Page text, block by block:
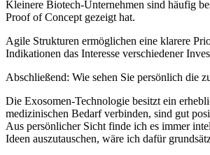
Kleinere Biotech-Unternehmen sind häufig
Proof of Concept gezeigt hat.
Agile Strukturen ermöglichen eine klarere
Indikationen das Interesse verschiedener
Abschließend: Wie sehen Sie persönlich die
Die Exosomen-Technologie besitzt ein
medizinischen Bedarf verbinden, sind gut
Aus persönlicher Sicht finde ich es immer
Ideen auszutauschen, wäre ich dafür